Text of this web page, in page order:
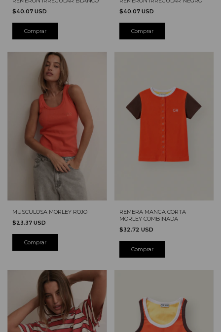
$40.07 USD
Comprar
$40.07 USD
Comprar
MUSCULOSA MORLEY ROJO
$23.37 USD
Comprar
REMERA MANGA CORTA
MORLEY COMBINADA
$32.72 USD
Comprar